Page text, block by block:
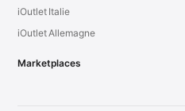
iOutlet Italie
iOutlet Allemagne
Marketplaces